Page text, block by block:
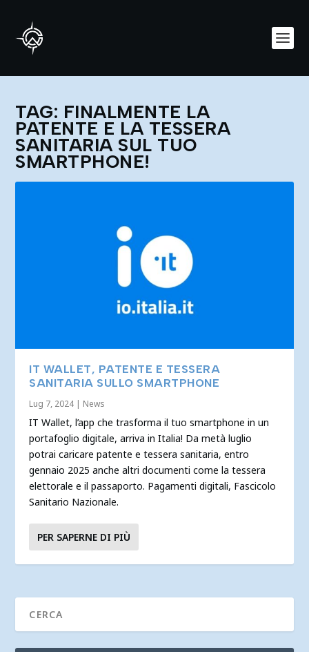
TAG: FINALMENTE LA
PATENTE E LA TESSERA
SANITARIA SUL TUO
SMARTPHONE!
IT WALLET, PATENTE E TESSERA
SANITARIA SULLO SMARTPHONE
Lug 7, 2024 | News
IT Wallet, l’app che trasforma il tuo smartphone in un
portafoglio digitale, arriva in Italia! Da metà luglio
potrai caricare patente e tessera sanitaria, entro
gennaio 2025 anche altri documenti come la tessera
elettorale e il passaporto. Pagamenti digitali, Fascicolo
Sanitario Nazionale.
PER SAPERNE DI PIÙ